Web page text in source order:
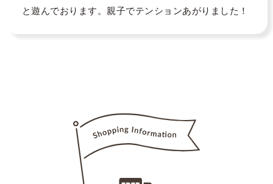
と遊んでおります。親子でテンションあがりました！